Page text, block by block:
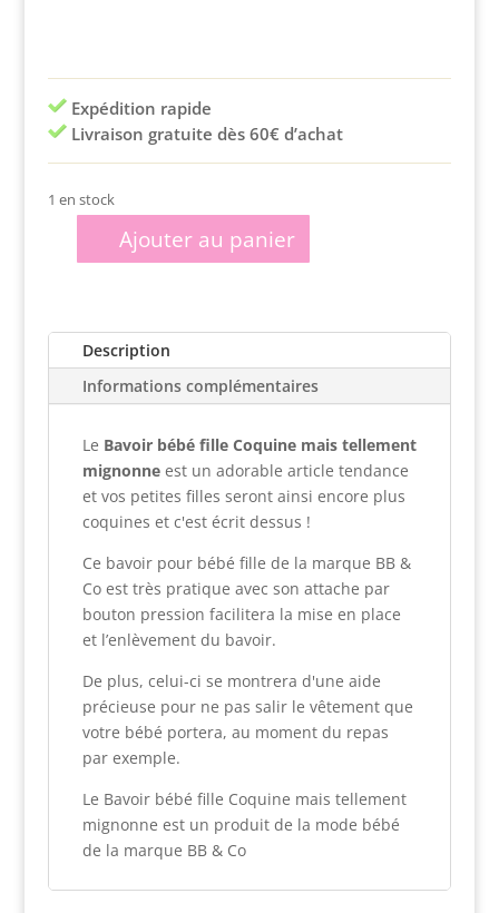
Expédition rapide
Livraison gratuite dès 60€ d’achat
1 en stock
bébé
Coquine
mais
mignonne
Ajouter au panier
Description
Informations complémentaires
Le Bavoir bébé fille Coquine mais tellement
mignonneest un adorable article tendance
et vos petites filles seront ainsi encore plus
coquines et c'est écrit dessus !
Ce bavoir pour bébé fille de la marque BB &
Co est très pratique avec son attache par
bouton pression facilitera la mise en place
et l’enlèvement du bavoir.
De plus, celui-ci se montrera d'une aide
précieuse pour ne pas salir le vêtement que
votre bébé portera, au moment du repas
par exemple.
Le Bavoir bébé fille Coquine mais tellement
mignonne est un produit de la mode bébé
de la marque BB & Co